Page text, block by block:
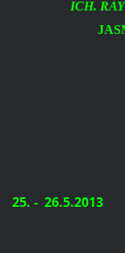
ICH.
25. - 26.5.2013